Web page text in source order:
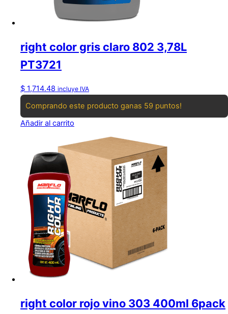
right color gris claro 802 3,78L
PT3721
$ 1,714.48 incluye IVA
Comprando este producto ganas 59 puntos!
Añadir al carrito
right color rojo vino 303 400ml 6pack